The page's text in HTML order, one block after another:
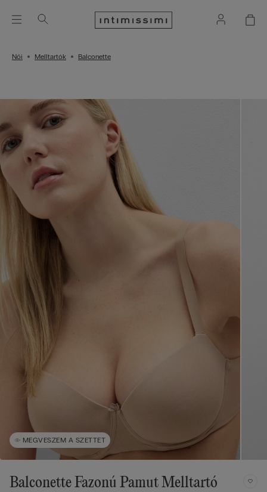
Női Melltartók Balconette
MEGVESZEM A SZETTET
Balconette Fazonú Pamut Melltartó